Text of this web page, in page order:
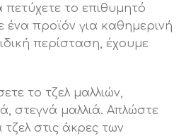
πετύχετε το επιθυμητό
ένα προϊόν για καθημερινή
περίσταση, έχουμε
το τζελ μαλλιών,
στεγνά μαλλιά. Απλώστε
στις άκρες των